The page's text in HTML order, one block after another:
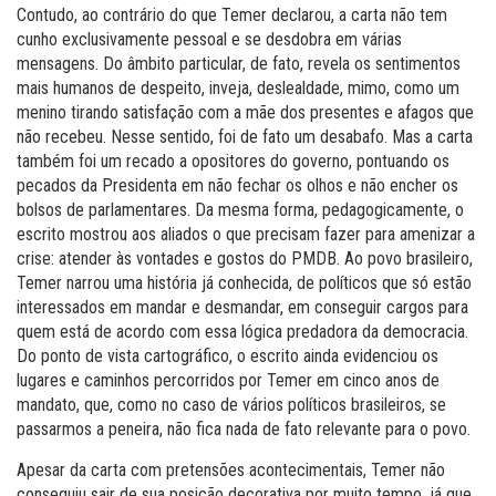
Contudo, ao contrário do que Temer declarou, a carta não tem
cunho exclusivamente pessoal e se desdobra em várias
mensagens. Do âmbito particular, de fato, revela os sentimentos
mais humanos de despeito, inveja, deslealdade, mimo, como um
menino tirando satisfação com a mãe dos presentes e afagos que
não recebeu. Nesse sentido, foi de fato um desabafo. Mas a carta
também foi um recado a opositores do governo, pontuando os
pecados da Presidenta em não fechar os olhos e não encher os
bolsos de parlamentares. Da mesma forma, pedagogicamente, o
escrito mostrou aos aliados o que precisam fazer para amenizar a
crise: atender às vontades e gostos do PMDB. Ao povo brasileiro,
Temer narrou uma história já conhecida, de políticos que só estão
interessados em mandar e desmandar, em conseguir cargos para
quem está de acordo com essa lógica predadora da democracia.
Do ponto de vista cartográfico, o escrito ainda evidenciou os
lugares e caminhos percorridos por Temer em cinco anos de
mandato, que, como no caso de vários políticos brasileiros, se
passarmos a peneira, não fica nada de fato relevante para o povo.
Apesar da carta com pretensões acontecimentais, Temer não